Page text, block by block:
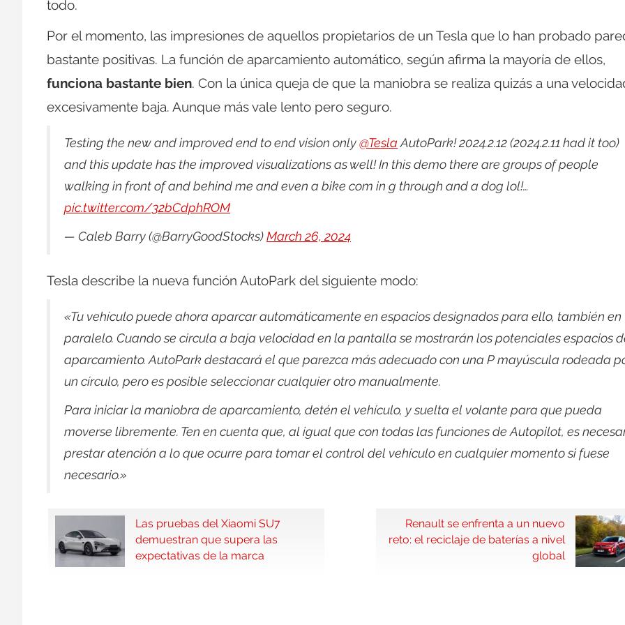
todo.
Por el momento, las impresiones de aquellos propietarios de un Tesla que lo han probado
bastante positivas. La función de aparcamiento automático, según afirma la mayoría de ellos,
funciona bastante bien. Con la única queja de que la maniobra se realiza quizás a una
excesivamente baja. Aunque más vale lento pero seguro.
Testing the new and improved end to end vision only @Tesla AutoPark! 2024.2.12 (2024.2.11 had it too)
and this update has the improved visualizations as well! In this demo there are groups of people
walking in front of and behind me and even a bike com in g through and a dog lol!…
pic.twitter.com/32bCdphROM
— Caleb Barry (@BarryGoodStocks) March 26, 2024
Tesla describe la nueva función AutoPark del siguiente modo:
«Tu vehículo puede ahora aparcar automáticamente en espacios designados para ello, también en
paralelo. Cuando se circula a baja velocidad en la pantalla se mostrarán los potenciales espacios
aparcamiento. AutoPark destacará el que parezca más adecuado con una P mayúscula rodeada
un círculo, pero es posible seleccionar cualquier otro manualmente.
Para iniciar la maniobra de aparcamiento, detén el vehículo, y suelta el volante para que pueda
moverse libremente. Ten en cuenta que, al igual que con todas las funciones de Autopilot, es
prestar atención a lo que ocurre para tomar el control del vehículo en cualquier momento si fuese
necesario.»
Las pruebas del Xiaomi SU7
demuestran que supera las
expectativas de la marca
Renault se enfrenta a un nuevo
reto: el reciclaje de baterías a nivel
global